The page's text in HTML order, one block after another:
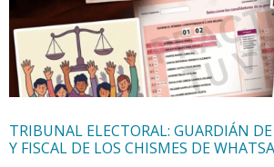
Internacional
Cultura
TRIBUNAL ELECTORAL: GUARDIÁN
Y FISCAL DE LOS CHISMES DE